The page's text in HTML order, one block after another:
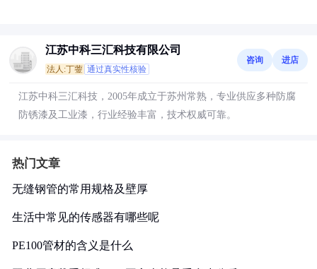
江苏中科三汇科技有限公司
法人:丁蓥 通过真实性核验
咨询 进店
江苏中科三汇科技，2005年成立于苏州常熟，专业供应多种防腐
防锈漆及工业漆，行业经验丰富，技术权威可靠。
热门文章
无缝钢管的常用规格及壁厚
生活中常见的传感器有哪些呢
PE100管材的含义是什么